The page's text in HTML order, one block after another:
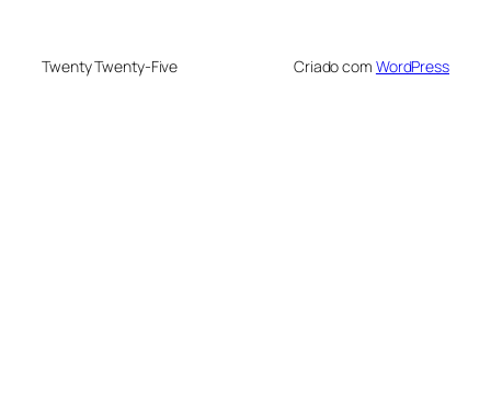
Twenty Twenty-Five Criado com WordPress